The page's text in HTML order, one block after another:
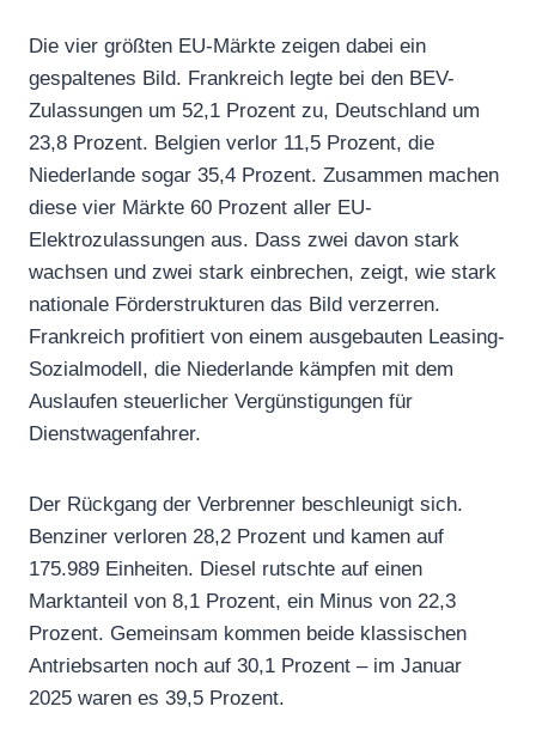
Die vier größten EU-Märkte zeigen dabei ein
gespaltenes Bild. Frankreich legte bei den BEV-
Zulassungen um 52,1 Prozent zu, Deutschland um
23,8 Prozent. Belgien verlor 11,5 Prozent, die
Niederlande sogar 35,4 Prozent. Zusammen machen
diese vier Märkte 60 Prozent aller EU-
Elektrozulassungen aus. Dass zwei davon stark
wachsen und zwei stark einbrechen, zeigt, wie stark
nationale Förderstrukturen das Bild verzerren.
Frankreich profitiert von einem ausgebauten Leasing-
Sozialmodell, die Niederlande kämpfen mit dem
Auslaufen steuerlicher Vergünstigungen für
Dienstwagenfahrer.
Der Rückgang der Verbrenner beschleunigt sich.
Benziner verloren 28,2 Prozent und kamen auf
175.989 Einheiten. Diesel rutschte auf einen
Marktanteil von 8,1 Prozent, ein Minus von 22,3
Prozent. Gemeinsam kommen beide klassischen
Antriebsarten noch auf 30,1 Prozent – im Januar
2025 waren es 39,5 Prozent.